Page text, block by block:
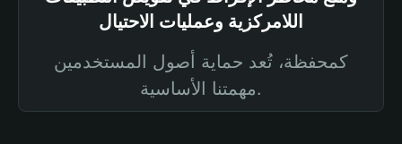
اللامركزية وعمليات الاحتيال
كمحفظة، تُعد حماية أصول المستخدمين
مهمتنا الأساسية.